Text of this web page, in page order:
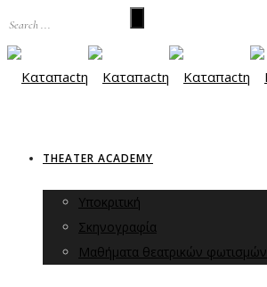
THEATER ACADEMY
Υποκριτική
Σκηνογραφία
Μαθήματα θεατρικών φωτισμών